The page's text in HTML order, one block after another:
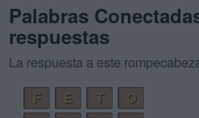
Palabras
respuestas
La respuesta a este
F
E T
O